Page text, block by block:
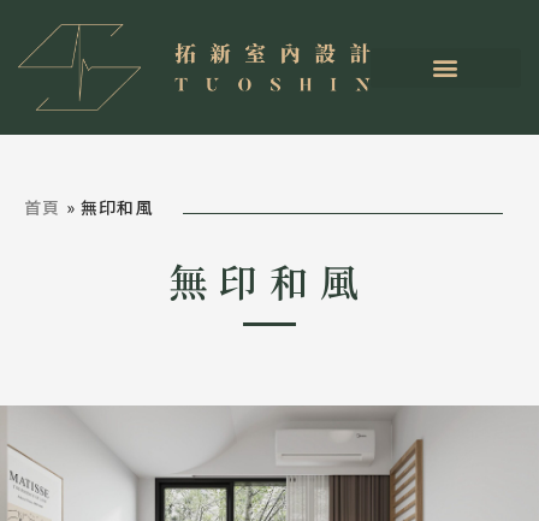
首頁 »無印和風
無印和風